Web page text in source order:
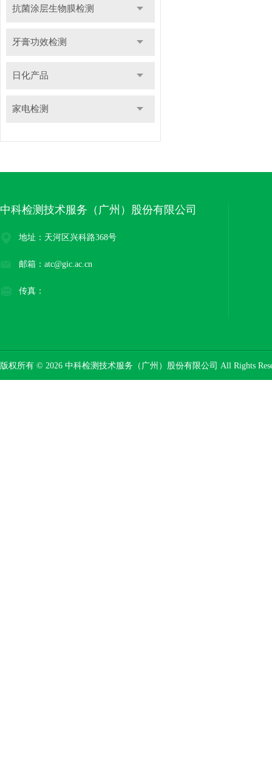
抗菌涂层生物膜检测
牙膏功效检测
日化产品
家电检测
中科检测技术服务（广州）股份有限公司
地址：天河区兴科路368号
邮箱：atc@gic.ac.cn
传真：
版权所有 © 2026 中科检测技术服务（广州）股份有限公司 All Rights